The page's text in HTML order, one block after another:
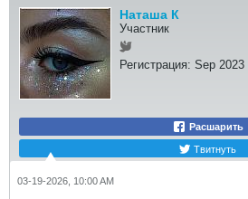
Наташа К
Участник
Регистрация: Sep 2023
Расшарить
Твитнуть
03-19-2026, 10:00 AM